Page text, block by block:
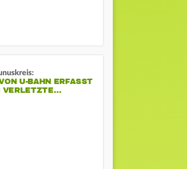
U-BAHN ERFASST
VERLETZTE…